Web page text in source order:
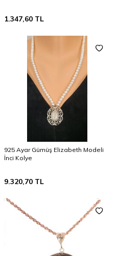
1.347,60 TL
925 Ayar Gümüş Elizabeth Modeli
İnci Kolye
9.320,70 TL